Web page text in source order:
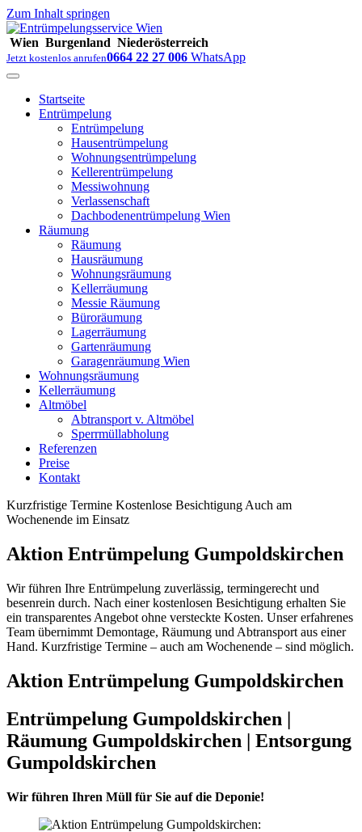
Zum Inhalt springen
Wien Burgenland Niederösterreich
Jetzt kostenlos anrufen0664 22 27 006 WhatsApp
Startseite
Entrümpelung
Entrümpelung
Hausentrümpelung
Wohnungsentrümpelung
Kellerentrümpelung
Messiwohnung
Verlassenschaft
Dachbodenentrümpelung Wien
Räumung
Räumung
Hausräumung
Wohnungsräumung
Kellerräumung
Messie Räumung
Büroräumung
Lagerräumung
Gartenräumung
Garagenräumung Wien
Wohnungsräumung
Kellerräumung
Altmöbel
Abtransport v. Altmöbel
Sperrmüllabholung
Referenzen
Preise
Kontakt
Kurzfristige Termine Kostenlose Besichtigung Auch am
Wochenende im Einsatz
Aktion Entrümpelung Gumpoldskirchen
Wir führen Ihre Entrümpelung zuverlässig, termingerecht und
besenrein durch. Nach einer kostenlosen Besichtigung erhalten Sie
ein transparentes Angebot ohne versteckte Kosten. Unser erfahrenes
Team übernimmt Demontage, Räumung und Abtransport aus einer
Hand. Kurzfristige Termine – auch am Wochenende – sind möglich.
Aktion Entrümpelung Gumpoldskirchen
Entrümpelung Gumpoldskirchen |
Räumung Gumpoldskirchen | Entsorgung
Gumpoldskirchen
Wir führen Ihren Müll für Sie auf die Deponie!